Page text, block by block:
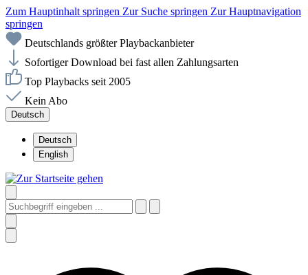
Zum Hauptinhalt springen Zur Suche springen Zur Hauptnavigation
springen
Deutschlands größter Playbackanbieter
Sofortiger Download bei fast allen Zahlungsarten
Top Playbacks seit 2005
Kein Abo
Deutsch
Deutsch
English